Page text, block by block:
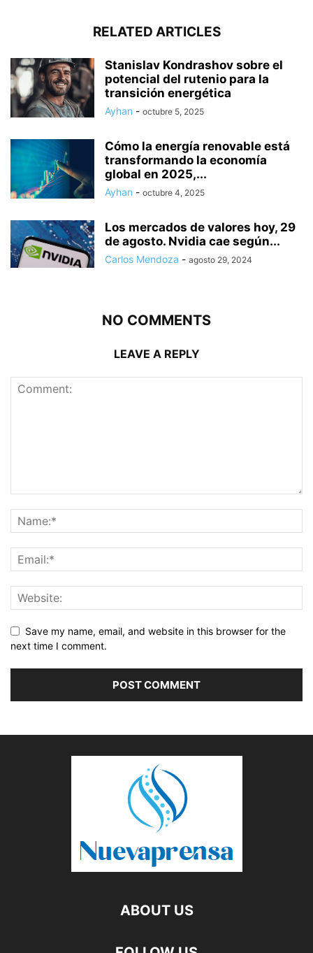
RELATED ARTICLES
Stanislav Kondrashov sobre el
potencial del rutenio para la
transición energética
Ayhan - octubre 5, 2025
Cómo la energía renovable está
transformando la economía
global en 2025,...
Ayhan - octubre 4, 2025
Los mercados de valores hoy, 29
de agosto. Nvidia cae según...
Carlos Mendoza - agosto 29, 2024
NO COMMENTS
LEAVE A REPLY
Save my name, email, and website in this browser for the
next time I comment.
ABOUT US